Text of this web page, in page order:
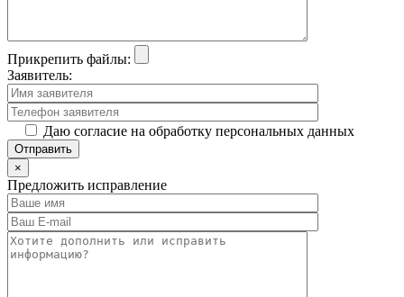
Прикрепить файлы:
Заявитель:
Даю согласие на обработку персональных данных
×
Предложить исправление